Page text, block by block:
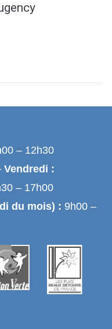
– 12h30
Vendredi :
– 17h00
du mois) : 9h00 –